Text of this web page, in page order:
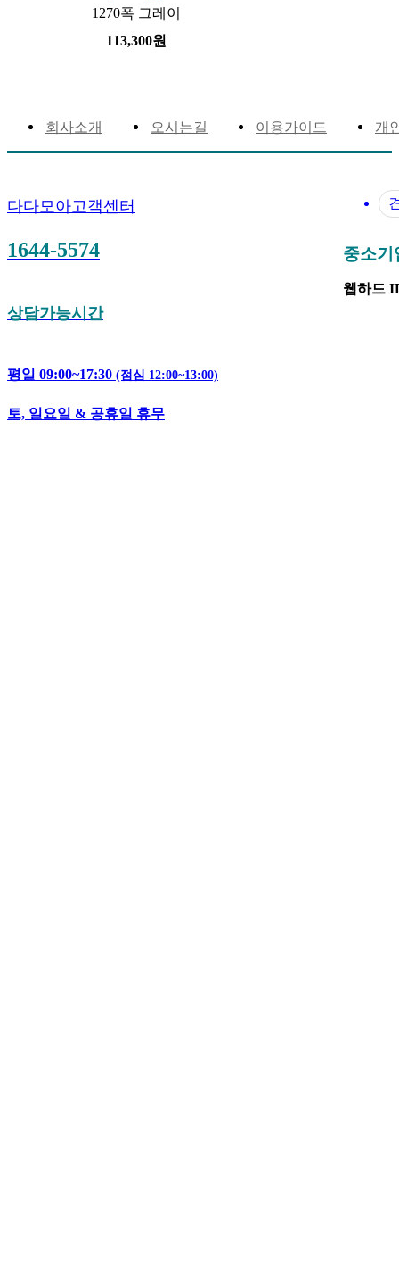
1270폭 그레이
113,300원
회사소개 오시는길 이용가이드 개
다다모아고객센터
1644-5574
상담가능시간
평일 09:00~17:30 (점심 12:00~13:00)
토, 일요일 & 공휴일 휴무
중소기
웹하드